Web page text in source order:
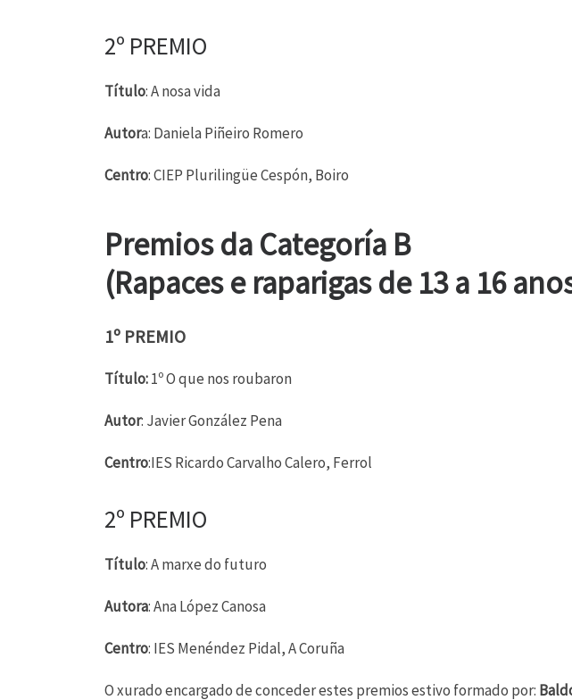
2º PREMIO
Título: A nosa vida
Autora: Daniela Piñeiro Romero
Centro: CIEP Plurilingüe Cespón, Boiro
Premios da
(Rapaces e raparigas de 13 a 16
1º PREMIO
Título:1º O que nos roubaron
Autor: Javier González Pena
Centro:IES Ricardo Carvalho Calero, Ferrol
2º PREMIO
Título: A marxe do futuro
Autora: Ana López Canosa
Centro: IES Menéndez Pidal, A Coruña
O xurado encargado de conceder estes premios estivo formado por: